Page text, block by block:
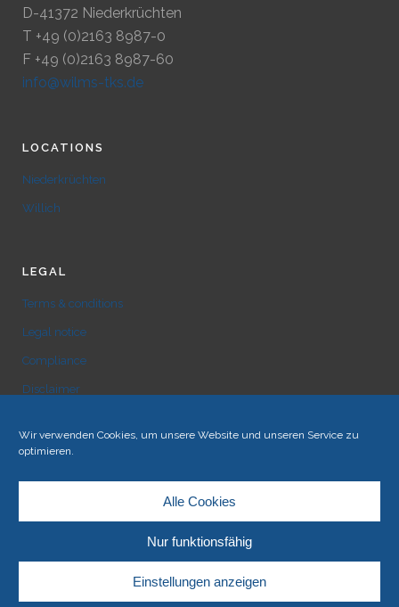
Wir verwenden Cookies, um unsere Website und unseren Service zu
optimieren.
Alle Cookies
Nur funktionsfähig
Einstellungen anzeigen
D-41372 Niederkrüchten
T +49 (0)2163 8987-0
F +49 (0)2163 8987-60
info@wilms-tks.de
LOCATIONS
Niederkrüchten
Willich
LEGAL
Terms & conditions
Legal notice
Compliance
Disclaimer
Cookie Policy (EU)
COPYRIGHT BY WILMS TIEFKÜHL-SERVICE GMBH © 2023